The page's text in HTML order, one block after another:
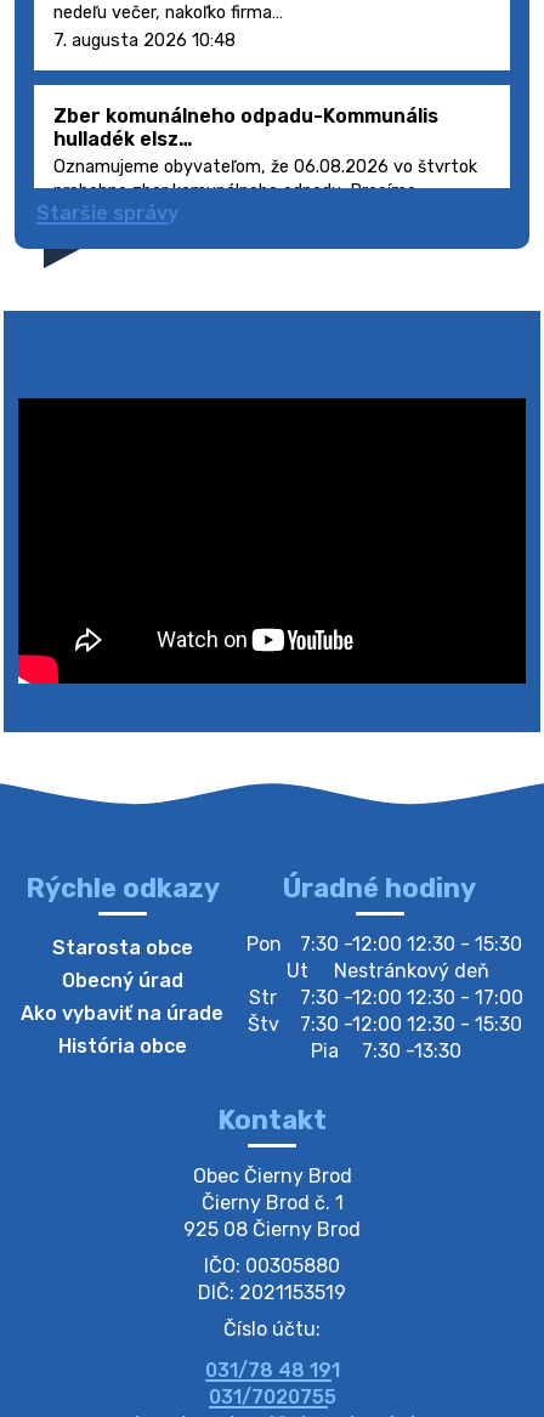
nedeľu večer, nakoľko firma…
7. augusta 2026 10:48
Zber komunálneho odpadu-Kommunális
hulladék elsz…
Oznamujeme obyvateľom, že 06.08.2026 vo štvrtok
prebehne zber komunálneho odpadu. Prosíme
obyvateľov, aby smetné nádoby s odpadom vyložili
5. augusta 2026 08:41
4. augusta 2026 10:05
Zberný dvor-Gyűjtőudvar
Oznamujeme obyvateľom, že v stredu 05. augusta
bude zberný dvor zatvorený. Értesítjük a lakosokat,
hogy szerdán augusztus 05-én a gyűjtőudvar zárva
lesz https://ciernybrod.sk?p=214…
Zber separovaného odpadu plastu-
Szeparált műanya…
Oznamujeme obyvateľom, že v stredu 05. augusta
prebehne zber separovaného odpadu plastu. Prosíme
obyvateľov, aby vrecia s odpadom vyložili pred dom už
večer vopred, nakoľko firma F…
4. augusta 2026 09:51
Oznámenie o plánovanom prerušení dodávky
Staršie správy
Rýchle odkazy
Starosta obce
Obecný úrad
Ako vybaviť na úrade
História obce
Úradné hodiny
Pon
7:30 -12:00 12:30 - 15:30
Ut
Nestránkový deň
Str
7:30 -12:00 12:30 - 17:00
Štv
7:30 -12:00 12:30 - 15:30
Pia
7:30 -13:30
Kontakt
Obec Čierny Brod
Čierny Brod č. 1
925 08 Čierny Brod
IČO: 00305880
DIČ: 2021153519
Číslo účtu:
031/78 48 191
031/7020755